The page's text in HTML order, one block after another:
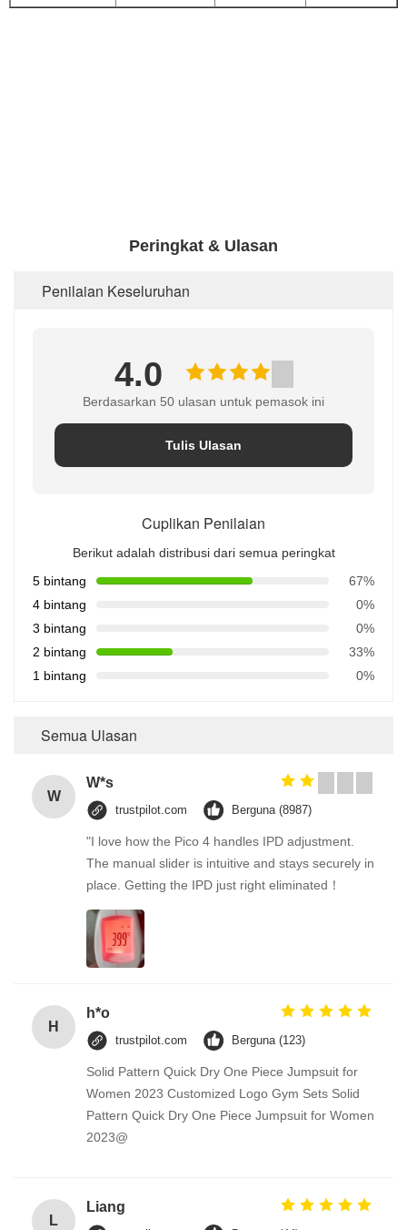
Peringkat & Ulasan
Penilaian Keseluruhan
4.0
Berdasarkan 50 ulasan untuk pemasok ini
Tulis Ulasan
Cuplikan Penilaian
Berikut adalah distribusi dari semua peringkat
5 bintang
67%
4 bintang
0%
3 bintang
0%
2 bintang
33%
1 bintang
0%
Semua Ulasan
W
W*s
trustpilot.com Berguna (8987)
"I love how the Pico 4 handles IPD adjustment.
The manual slider is intuitive and stays securely in
place. Getting the IPD just right eliminated！
H
h*o
trustpilot.com Berguna (123)
Solid Pattern Quick Dry One Piece Jumpsuit for
Women 2023 Customized Logo Gym Sets Solid
Pattern Quick Dry One Piece Jumpsuit for Women
2023@
L
Liang